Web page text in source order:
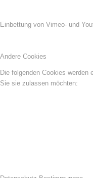
Einbettung von Vimeo- und
Andere Cookies
Die folgenden Cookies werden
Sie sie zulassen möchten: